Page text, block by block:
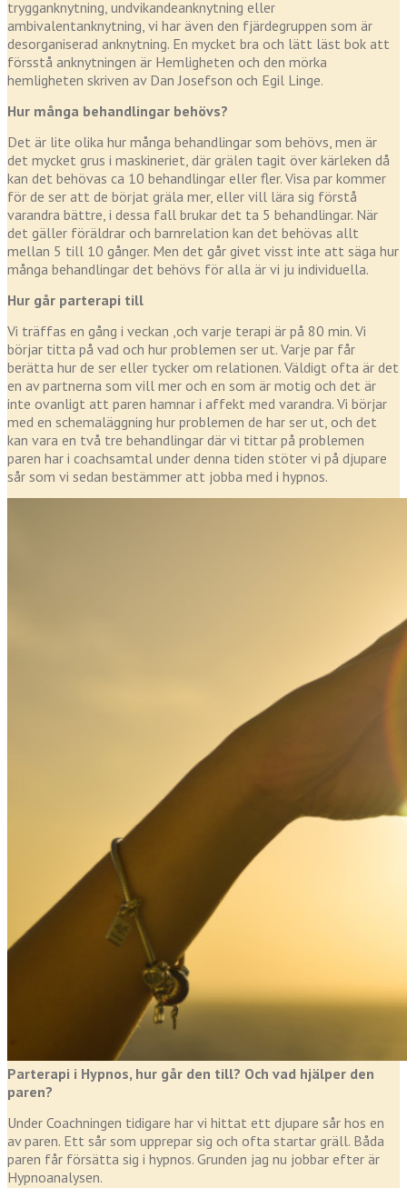
trygganknytning, undvikandeanknytning eller
ambivalentanknytning, vi har även den fjärdegruppen som är
desorganiserad anknytning. En mycket bra och lätt läst bok att
försstå anknytningen är Hemligheten och den mörka
hemligheten skriven av Dan Josefson och Egil Linge.
Hur många behandlingar behövs?
Det är lite olika hur många behandlingar som behövs, men är
det mycket grus i maskineriet, där grälen tagit över kärleken då
kan det behövas ca 10 behandlingar eller fler. Visa par kommer
för de ser att de börjat gräla mer, eller vill lära sig förstå
varandra bättre, i dessa fall brukar det ta 5 behandlingar. När
det gäller föräldrar och barnrelation kan det behövas allt
mellan 5 till 10 gånger. Men det går givet visst inte att säga hur
många behandlingar det behövs för alla är vi ju individuella.
Hur går parterapi till
Vi träffas en gång i veckan ,och varje terapi är på 80 min. Vi
börjar titta på vad och hur problemen ser ut. Varje par får
berätta hur de ser eller tycker om relationen. Väldigt ofta är det
en av partnerna som vill mer och en som är motig och det är
inte ovanligt att paren hamnar i affekt med varandra. Vi börjar
med en schemaläggning hur problemen de har ser ut, och det
kan vara en två tre behandlingar där vi tittar på problemen
paren har i coachsamtal under denna tiden stöter vi på djupare
sår som vi sedan bestämmer att jobba med i hypnos.
Parterapi i Hypnos, hur går den till? Och vad hjälper den
paren?
Under Coachningen tidigare har vi hittat ett djupare sår hos en
av paren. Ett sår som upprepar sig och ofta startar gräll. Båda
paren får försätta sig i hypnos. Grunden jag nu jobbar efter är
Hypnoanalysen.